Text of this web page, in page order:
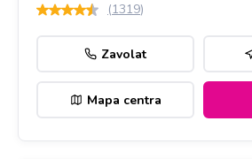
(1319)
Zavolat
Mapa centra